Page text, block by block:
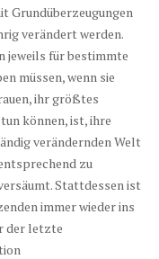
Grundüberzeugungen
verändert werden.
jeweils für bestimmte
müssen, wenn sie
ihr größtes
können, ist, ihre
verändernden Welt
zu
Stattdessen ist
immer wieder ins
der letzte